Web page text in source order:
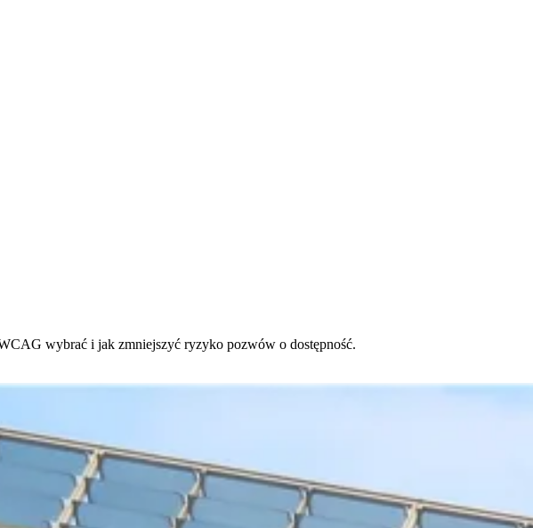
wybrać i jak zmniejszyć ryzyko pozwów o dostępność.